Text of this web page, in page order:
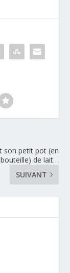
son petit pot (en
bouteille) de lait…
SUIVANT